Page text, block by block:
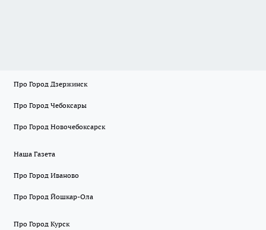
Про Город Дзержинск
Про Город Чебоксары
Про Город Новочебоксарск
Наша Газета
Про Город Иваново
Про Город Йошкар-Ола
Про Город Курск